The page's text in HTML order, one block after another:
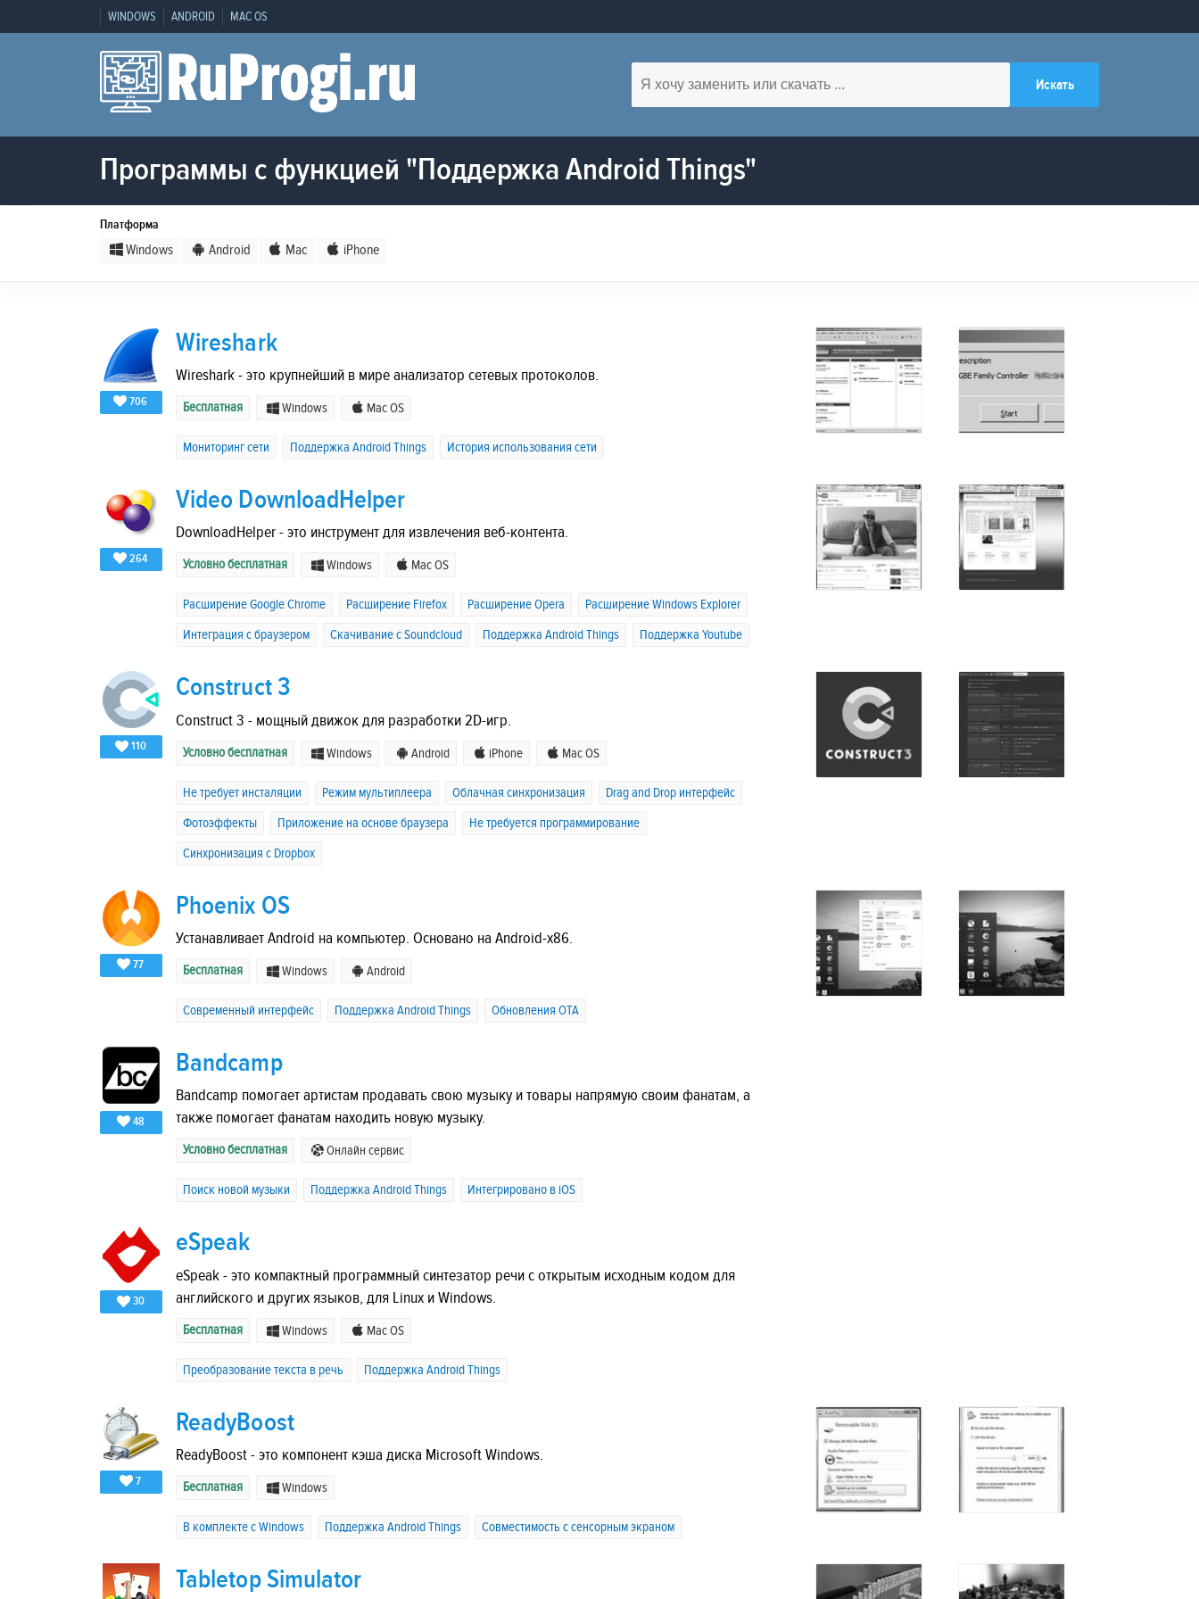
WINDOWS ANDROID MAC OS
Программы с функцией "Поддержка Android Things"
Платформа
Windows Android Mac iPhone
706
Wireshark
Wireshark - это крупнейший в мире анализатор сетевых протоколов.
Бесплатная Windows Mac OS
Мониторинг сети Поддержка Android Things История использования сети
264
Video DownloadHelper
DownloadHelper - это инструмент для извлечения веб-контента.
Условно бесплатная Windows Mac OS
Расширение Google Chrome Расширение Firefox Расширение Opera
Расширение Windows Explorer
Интеграция с браузером
Скачивание с Soundcloud Поддержка Android Things Поддержка Youtube
110
Construct 3
Construct 3 - мощный движок для разработки 2D-игр.
Условно бесплатная Windows Android iPhone Mac OS
Не требует инсталяции Режим мультиплеера Облачная синхронизация
Drag and Drop интерфейс
Фотоэффекты
Приложение на основе браузера
Не требуется программирование
Синхронизация с Dropbox
77
Phoenix OS
Устанавливает Android на компьютер. Основано на Android-x86.
Бесплатная Windows Android
Современный интерфейс Поддержка Android Things Обновления OTA
48
Bandcamp
Bandcamp помогает артистам продавать свою музыку и товары напрямую своим фанатам, а
также помогает фанатам находить новую музыку.
Условно бесплатная Онлайн сервис
Поиск новой музыки Поддержка Android Things Интегрировано в iOS
30
eSpeak
eSpeak - это компактный программный синтезатор речи с открытым исходным кодом для
английского и других языков, для Linux и Windows.
Бесплатная Windows Mac OS
Преобразование текста в речь Поддержка Android Things
7
ReadyBoost
ReadyBoost - это компонент кэша диска Microsoft Windows.
Бесплатная Windows
В комплекте с Windows Поддержка Android Things Совместимость с сенсорным экраном
Tabletop Simulator